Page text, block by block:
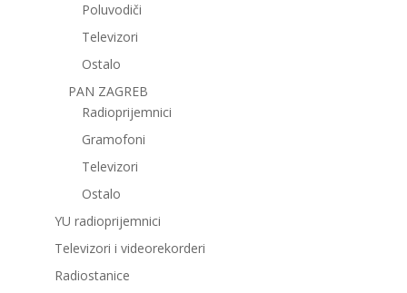
Poluvodiči
Televizori
Ostalo
PAN ZAGREB
Radioprijemnici
Gramofoni
Televizori
Ostalo
YU radioprijemnici
Televizori i videorekorderi
Radiostanice